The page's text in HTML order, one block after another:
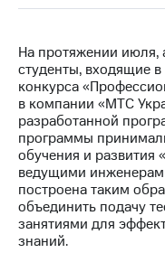
информация
Контакты
Медиа-центр
Пресс-
релизы
МТС
о
Достижения
Интервью
На протяжении июля,
студенты, входящие
конкурса
в компании «МТС
разработанной
программы
обучения и развития
ведущими
построена таким
объединить подачу
занятиями для
знаний.